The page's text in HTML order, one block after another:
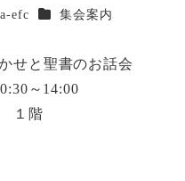
efc カテゴリー
集会案内
せと聖書のお話会
～14:00
１階